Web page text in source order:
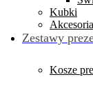
Kubki
Akcesoria
Zestawy
Kosze